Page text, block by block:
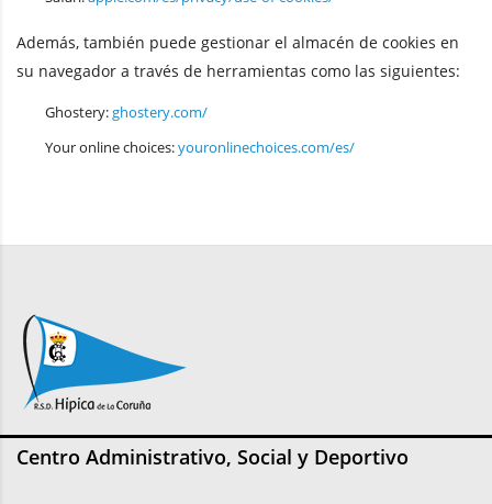
Además, también puede gestionar el almacén de cookies en
su navegador a través de herramientas como las siguientes:
Ghostery:ghostery.com/
Your online choices:youronlinechoices.com/es/
Centro Administrativo, Social y Deportivo